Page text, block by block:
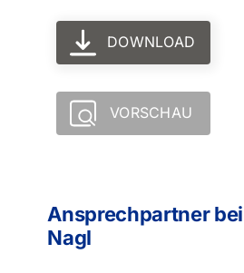
DOWNLOAD
VORSCHAU
Ansprechpartner
Nagl